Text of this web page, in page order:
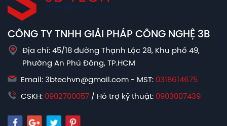
CÔNG TY TNHH GIẢI PHÁP CÔNG NGHỆ 3B
Địa chỉ: 45/18 đường Thạnh Lộc 28, Khu phố 49,
Phường An Phú Đông, TP.HCM
Email: 3btechvn@gmail.com - MST: 0318614675
CSKH: 0902700057 / Hỗ trợ kỹ thuật: 0903007439